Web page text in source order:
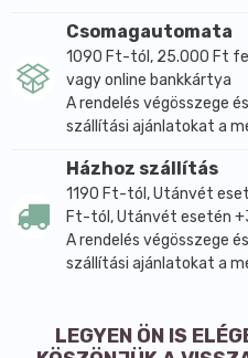
Csomagautomata
1090 Ft-tól, 25.000 Ft
vagy online bankkártya
A rendelés végösszege
szállítási ajánlatokat a
Házhoz szállítás
1190 Ft-tól, Utánvét
Ft-tól, Utánvét esetén
A rendelés végösszege
szállítási ajánlatokat a
LEGYEN ÖN IS